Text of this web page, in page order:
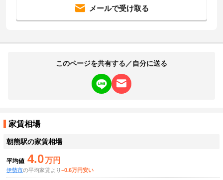
メールで受け取る
このページを共有する／自分に送る
家賃相場
朝熊駅の家賃相場
平均値 4.0万円
伊勢市の平均家賃より −0.6万円安い